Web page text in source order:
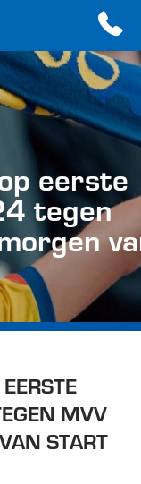
eerste
tegen
MVV
START